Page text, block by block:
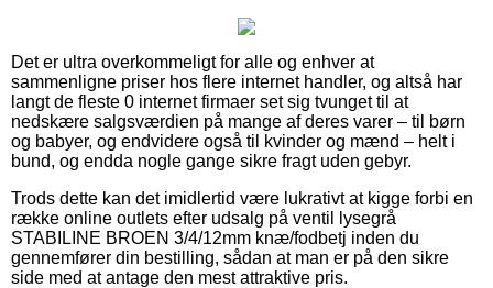
Det er ultra overkommeligt for alle og enhver at
sammenligne priser hos flere internet handler, og altså har
langt de fleste 0 internet firmaer set sig tvunget til at
nedskære salgsværdien på mange af deres varer – til børn
og babyer, og endvidere også til kvinder og mænd – helt i
bund, og endda nogle gange sikre fragt uden gebyr.
Trods dette kan det imidlertid være lukrativt at kigge forbi en
række online outlets efter udsalg på ventil lysegrå
STABILINE BROEN 3/4/12mm knæ/fodbetj inden du
gennemfører din bestilling, sådan at man er på den sikre
side med at antage den mest attraktive pris.